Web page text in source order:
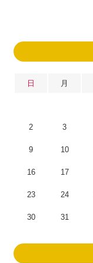
日 月
2 3
9 10
16 17
23 24
30 31